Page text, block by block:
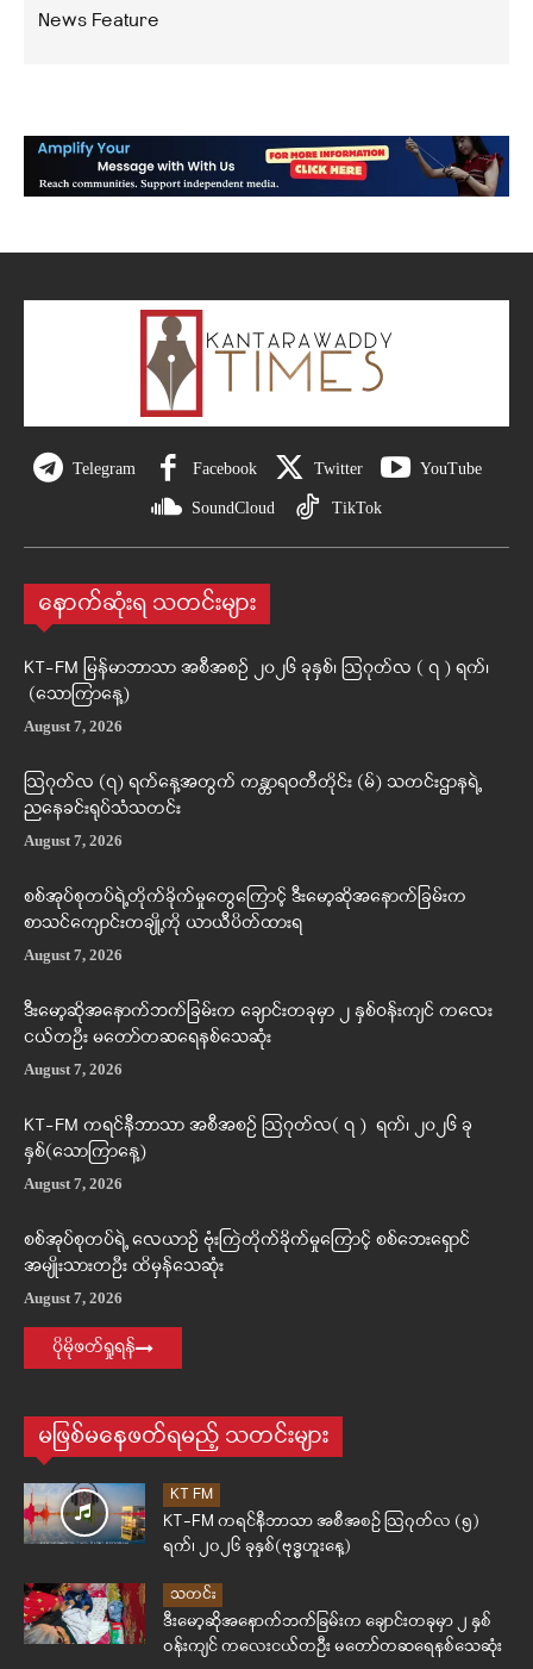
News Feature
Telegram Facebook Twitter YouTube
SoundCloud TikTok
နောက်ဆုံးရ သတင်းများ
KT-FM မြန်မာဘာသာ အစီအစဉ် ၂၀၂၆ ခုနှစ်၊ ဩဂုတ်လ ( ၇ ) ရက်၊
(သောကြာနေ့)
August 7, 2026
ဩဂုတ်လ (၇) ရက်နေ့အတွက် ကန္တာရဝတီတိုင်း (မ်) သတင်းဌာနရဲ့
ညနေခင်းရုပ်သံသတင်း
August 7, 2026
စစ်အုပ်စုတပ်ရဲ့တိုက်ခိုက်မှုတွေကြောင့် ဒီးမော့ဆိုအနောက်ခြမ်းက
စာသင်ကျောင်းတချို့ကို ယာယီပိတ်ထားရ
August 7, 2026
ဒီးမော့ဆိုအနောက်ဘက်ခြမ်းက ချောင်းတခုမှာ ၂ နှစ်ဝန်းကျင် ကလေး
ငယ်တဦး မတော်တဆရေနစ်သေဆုံး
August 7, 2026
KT-FM ကရင်နီဘာသာ အစီအစဉ် ဩဂုတ်လ( ၇ ) ရက်၊ ၂၀၂၆ ခု
နှစ်(သောကြာနေ့)
August 7, 2026
စစ်အုပ်စုတပ်ရဲ့ လေယာဉ် ဗုံးကြဲတိုက်ခိုက်မှုကြောင့် စစ်ဘေးရှောင်
အမျိုးသားတဦး ထိမှန်သေဆုံး
August 7, 2026
ပိုမိုဖတ်ရှုရန်
မဖြစ်မနေဖတ်ရမည့် သတင်းများ
KT FM
KT-FM ကရင်နီဘာသာ အစီအစဉ် ဩဂုတ်လ (၅)
ရက်၊ ၂၀၂၆ ခုနှစ်(ဗုဒ္ဓဟူးနေ့)
သတင်း
ဒီးမော့ဆိုအနောက်ဘက်ခြမ်းက ချောင်းတခုမှာ ၂ နှစ်
ဝန်းကျင် ကလေးငယ်တဦး မတော်တဆရေနစ်သေဆုံး